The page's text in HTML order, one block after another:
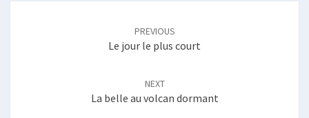
PREVIOUS
Le jour le plus court
NEXT
La belle au volcan dormant